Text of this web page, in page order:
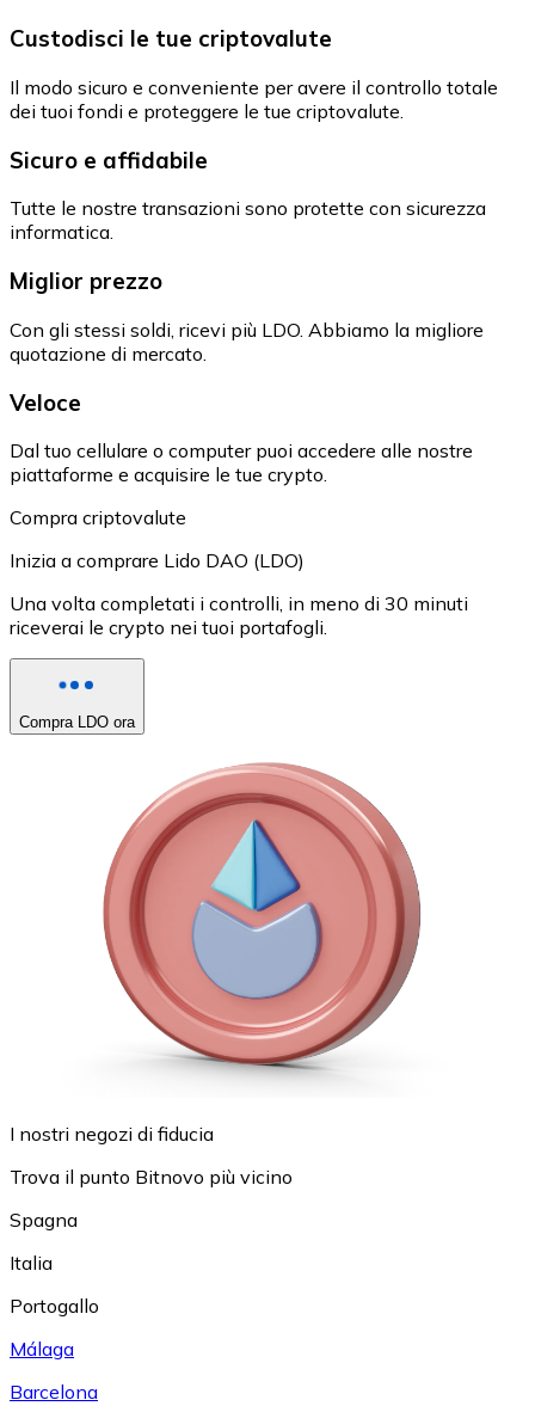
Custodisci le tue criptovalute
Il modo sicuro e conveniente per avere il controllo totale
dei tuoi fondi e proteggere le tue criptovalute.
Sicuro e affidabile
Tutte le nostre transazioni sono protette con sicurezza
informatica.
Miglior prezzo
Con gli stessi soldi, ricevi più LDO. Abbiamo la migliore
quotazione di mercato.
Veloce
Dal tuo cellulare o computer puoi accedere alle nostre
piattaforme e acquisire le tue crypto.
Compra criptovalute
Inizia a comprare Lido DAO (LDO)
Una volta completati i controlli, in meno di 30 minuti
riceverai le crypto nei tuoi portafogli.
Compra LDO ora
I nostri negozi di fiducia
Trova il punto Bitnovo più vicino
Spagna
Italia
Portogallo
Málaga
Barcelona